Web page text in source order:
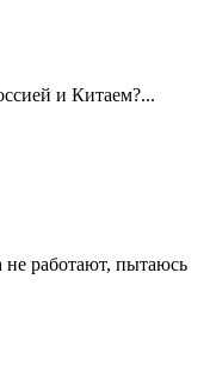
и Китаем?...
работают, пытаюсь